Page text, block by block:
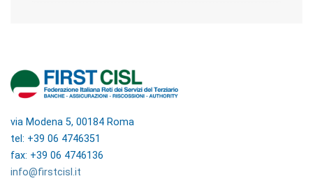
via Modena 5, 00184 Roma
tel: +39 06 4746351
fax: +39 06 4746136
info@firstcisl.it